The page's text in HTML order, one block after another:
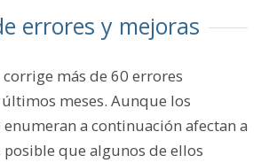
errores y mejoras
más de 60 errores
meses. Aunque los
a continuación afectan a
posible que algunos de ellos